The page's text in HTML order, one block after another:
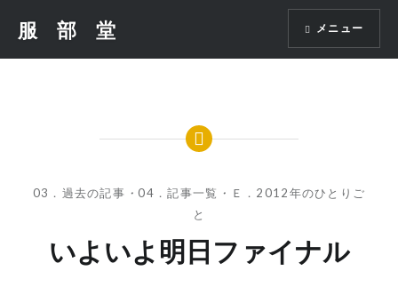
テ
服 部 堂 メニュー
03．過去の記事 ・04．記事一覧 ・ Ｅ．2012年のひとりご
と
いよいよ明日ファイナル